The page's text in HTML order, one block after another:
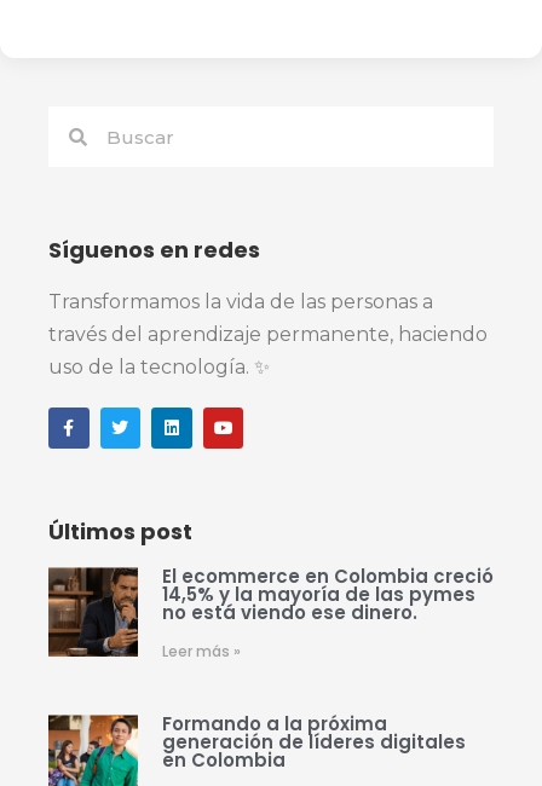
Síguenos en redes
Transformamos la vida de las personas a
través del aprendizaje permanente, haciendo
uso de la tecnología. ✨
Últimos post
El ecommerce en Colombia creció
14,5% y la mayoría de las pymes
no está viendo ese dinero.
Leer más »
Formando a la próxima
generación de líderes digitales
en Colombia